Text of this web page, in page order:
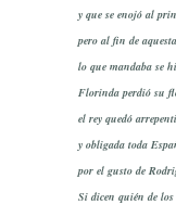
y que se enojó al
pero al fin de
lo que mandaba se
Florinda perdió su
el rey quedó
y obligada toda
por el gusto de
Si dicen quién de los